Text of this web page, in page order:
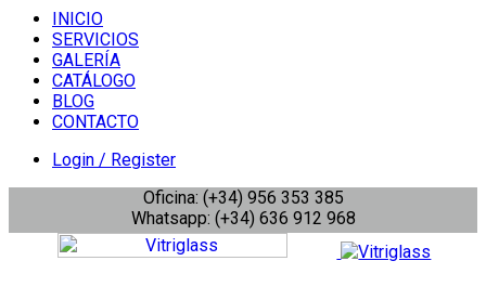
INICIO
SERVICIOS
GALERÍA
CATÁLOGO
BLOG
CONTACTO
Login / Register
Oficina: (+34) 956 353 385
Whatsapp: (+34) 636 912 968